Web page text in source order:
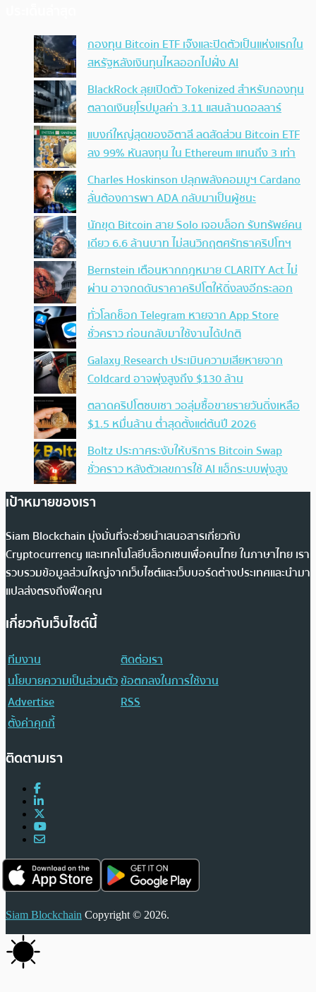
กองทุน Bitcoin ETF เจ๊งและปิดตัวเป็นแห่งแรกใน
สหรัฐหลังเงินทุนไหลออกไปฝั่ง AI
BlackRock ลุยเปิดตัว Tokenized สำหรับกองทุน
ตลาดเงินยุโรปมูลค่า 3.11 แสนล้านดอลลาร์
แบงก์ใหญ่สุดของอิตาลี ลดสัดส่วน Bitcoin ETF
ลง 99% หันลงทุน ใน Ethereum แทนถึง 3 เท่า
Charles Hoskinson ปลุกพลังคอมมูฯ Cardano
ลั่นต้องการพา ADA กลับมาเป็นผู้ชนะ
นักขุด Bitcoin สาย Solo เจอบล็อก รับทรัพย์คน
เดียว 6.6 ล้านบาท ไม่สนวิกฤตศรัทธาคริปโทฯ
Bernstein เตือนหากกฎหมาย CLARITY Act ไม่
ผ่าน อาจกดดันราคาคริปโตให้ดิ่งลงอีกระลอก
ทั่วโลกช็อก Telegram หายจาก App Store
ชั่วคราว ก่อนกลับมาใช้งานได้ปกติ
Galaxy Research ประเมินความเสียหายจาก
Coldcard อาจพุ่งสูงถึง $130 ล้าน
ตลาดคริปโตซบเซา วอลุ่มซื้อขายรายวันดิ่งเหลือ
$1.5 หมื่นล้าน ต่ำสุดตั้งแต่ต้นปี 2026
Boltz ประกาศระงับให้บริการ Bitcoin Swap
ชั่วคราว หลังตัวเลขการใช้ AI แฮ็กระบบพุ่งสูง
เป้าหมายของเรา
Siam Blockchain มุ่งมั่นที่จะช่วยนำเสนอสารเกี่ยวกับ
Cryptocurrency และเทคโนโลยีบล็อกเชนเพื่อคนไทย ในภาษาไทย เรา
รวบรวมข้อมูลส่วนใหญ่จากเว็บไซต์และเว็บบอร์ดต่างประเทศและนำมา
แปลส่งตรงถึงฟีดคุณ
เกี่ยวกับเว็บไซต์นี้
ทีมงาน
ติดต่อเรา
นโยบายความเป็นส่วนตัวข้อตกลงในการใช้งาน
Advertise
RSS
ตั้งค่าคุกกี้
ติดตามเรา
Siam Blockchain Copyright © 2026.